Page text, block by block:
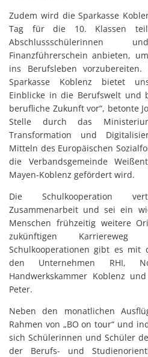
Zudem wird die Sparkasse
Tag für die 10. Klassen
Finanzführerschein anbieten,
ins Berufsleben
Sparkasse Koblenz bietet
Einblicke in die Berufswelt und
berufliche Zukunft vor“, betonte
Stelle durch das
Transformation und
Mitteln des Europäischen
die Verbandsgemeinde
Mayen-Koblenz gefördert wird.
Die Schulkooperation
Zusammenarbeit und sei ein
Menschen frühzeitig weitere
zukünftigen
Schulkooperationen gibt es mit
den Unternehmen RHI,
Handwerkskammer Koblenz
Peter.
Neben den monatlichen
Rahmen von „BO on tour“ und
sich Schülerinnen und Schüler
der Berufs- und